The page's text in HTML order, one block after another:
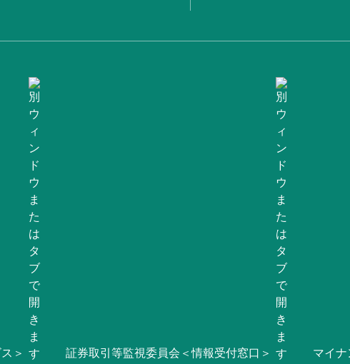
＞ 証券取引等監視委員会＜情報受付窓口＞ マイ